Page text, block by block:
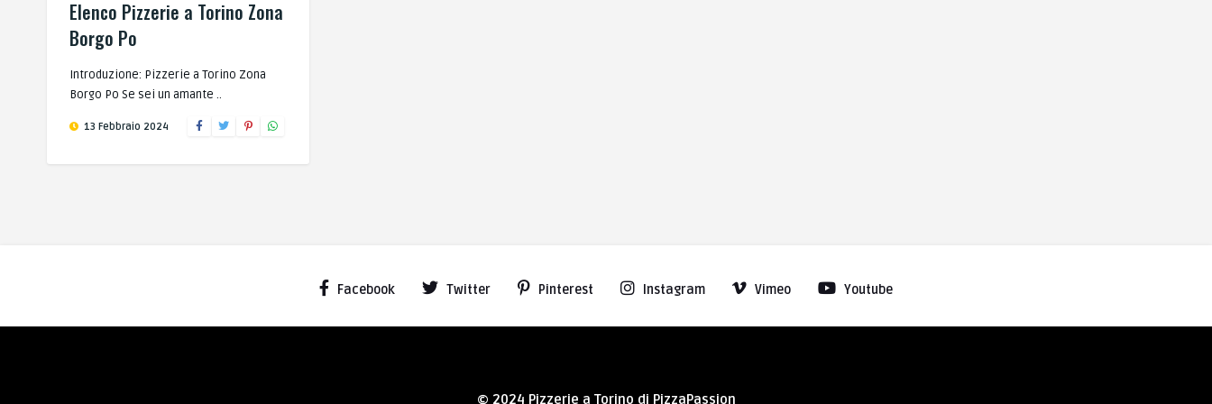
Elenco Pizzerie a Torino Zona
Borgo Po
Introduzione: Pizzerie a Torino Zona
Borgo Po Se sei un amante ..
13 Febbraio 2024
Facebook Twitter Pinterest Instagram Vimeo Youtube
© 2024 Pizzerie a Torino di PizzaPassion